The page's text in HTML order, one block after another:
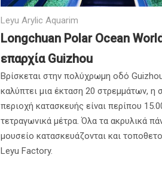
Leyu Arylic Aquarim
Longchuan Polar Ocean
επαρχία Guizhou
Βρίσκεται στην πολύχρωμη οδό
καλύπτει μια έκταση 20 στρεμμάτων, η
περιοχή κατασκευής είναι περίπου
τετραγωνικά μέτρα. Όλα τα ακρυλικά
μουσείο κατασκευάζονται και
Leyu Factory.